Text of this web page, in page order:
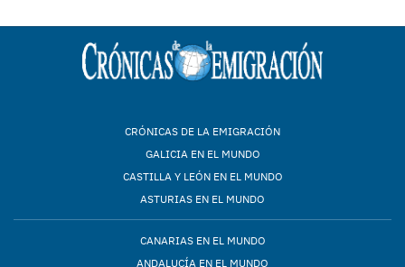
CRÓNICAS DE LA EMIGRACIÓN
GALICIA EN EL MUNDO
CASTILLA Y LEÓN EN EL MUNDO
ASTURIAS EN EL MUNDO
CANARIAS EN EL MUNDO
ANDALUCÍA EN EL MUNDO